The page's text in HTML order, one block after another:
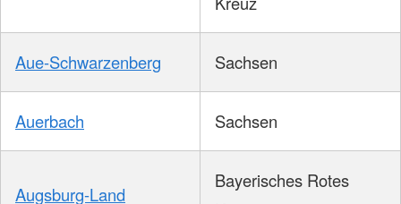
Aue-Schwarzenberg Sachsen
Auerbach Sachsen
Augsburg-Land
Bayerisches Rotes